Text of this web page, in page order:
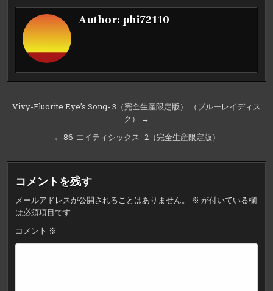
Author: phi72110
投
ビ
ゲ
ー
シ
ョ
ン
Vivy-Fluorite Eye’s Song- 3（完全生産限定版） （ブルーレイディス
ク） →
← 86-エイティシックス- 2（完全生産限定版）
コメントを残す
メールアドレスが公開されることはありません。 ※ が付いている欄
は必須項目です
コメント ※